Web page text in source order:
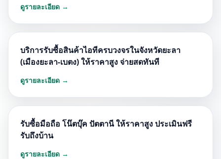
ดูรายละเอียด →
บริการรับซื้อสินค้าไอทีครบวงจรในจังหวัดยะลา
(เมืองยะลา-เบตง) ให้ราคาสูง จ่ายสดทันที
ดูรายละเอียด →
รับซื้อมือถือ โน๊ตบุ๊ค ปัตตานี ให้ราคาสูง ประเมินฟรี
รับถึงบ้าน
ดูรายละเอียด →